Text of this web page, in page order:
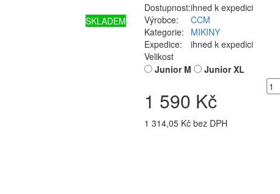
SKLADEM
Dostupnost:ihned k expedici
Výrobce:
CCM
Kategorie:
MIKINY
Expedice:
ihned k expedici
Velikost
Junior M
Junior XL
1 590 Kč
1 314,05 Kč bez DPH